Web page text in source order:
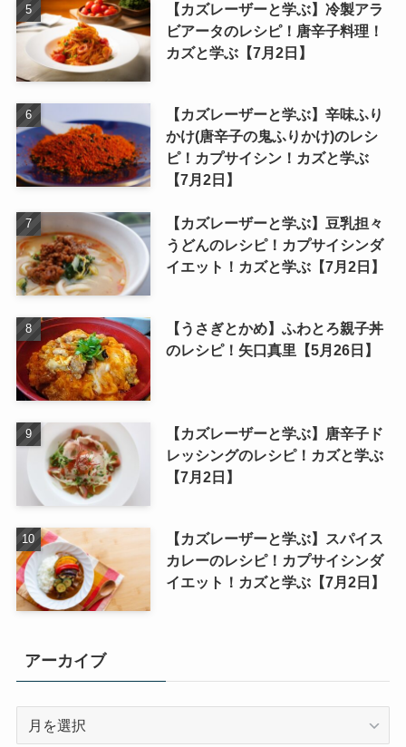
【カズレーザーと学ぶ】冷製アラ
ビアータのレシピ！唐辛子料理！
カズと学ぶ【7月2日】
【カズレーザーと学ぶ】辛味ふり
かけ(唐辛子の鬼ふりかけ)のレシ
ピ！カプサイシン！カズと学ぶ
【7月2日】
【カズレーザーと学ぶ】豆乳担々
うどんのレシピ！カプサイシンダ
イエット！カズと学ぶ【7月2日】
【うさぎとかめ】ふわとろ親子丼
のレシピ！矢口真里【5月26日】
【カズレーザーと学ぶ】唐辛子ド
レッシングのレシピ！カズと学ぶ
【7月2日】
【カズレーザーと学ぶ】スパイス
カレーのレシピ！カプサイシンダ
イエット！カズと学ぶ【7月2日】
アーカイブ